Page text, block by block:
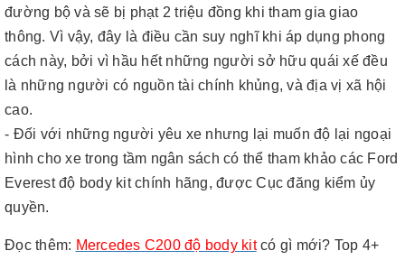
đường bộ và sẽ bị phạt 2 triệu đồng khi tham gia giao
thông. Vì vậy, đây là điều cần suy nghĩ khi áp dụng phong
cách này, bởi vì hầu hết những người sở hữu quái xế đều
là những người có nguồn tài chính khủng, và địa vị xã hội
cao.
- Đối với những người yêu xe nhưng lại muốn độ lại ngoại
hình cho xe trong tầm ngân sách có thể tham khảo các Ford
Everest độ body kit chính hãng, được Cục đăng kiểm ủy
quyền.
Đọc thêm: Mercedes C200 độ body kitcó gì mới? Top 4+